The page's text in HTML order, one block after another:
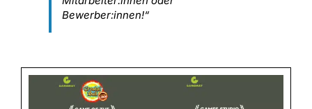
Bewerber:innen!“